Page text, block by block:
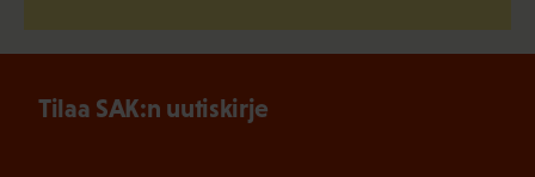
Tilaa SAK:n uutiskirje